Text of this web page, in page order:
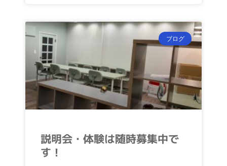
ブログ
説明会・体験は随時募集中で
す！